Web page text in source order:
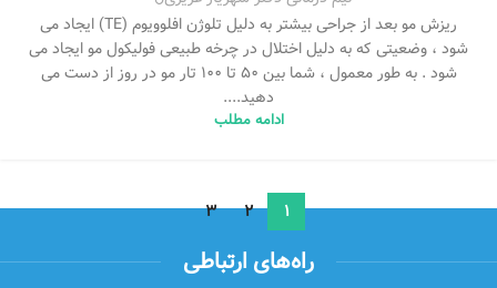
ریزش مو بعد از جراحی بیشتر به دلیل تلوژن افلوویوم (TE) ایجاد می
شود ، وضعیتی که به دلیل اختلال در چرخه طبیعی فولیکول مو ایجاد می
شود . به طور معمول ، شما بین 50 تا 100 تار مو در روز از دست می
دهید....
ادامه مطلب
1
2
3
راه‌های ارتباطی